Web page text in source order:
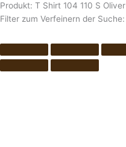
Produkt: T Shirt 104 110 S Oliver
Filter zum Verfeinern der Suche: